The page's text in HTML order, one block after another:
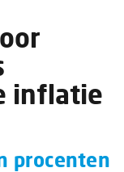
inflatie
procenten